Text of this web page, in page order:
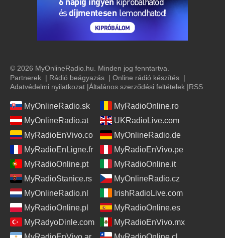
© 2026 MyOnlineRadio.hu. Minden jog fenntartva.
Partnerek | Rádió beágyazás | Online rádió készítés |
Adatvédelmi nyilatkozat |Általános szerződési feltételek |RSS
MyOnlineRadio.sk
MyRadioOnline.ro
MyOnlineRadio.at
UKRadioLive.com
MyRadioEnVivo.co
MyOnlineRadio.de
MyRadioEnLigne.fr
MyRadioEnVivo.pe
MyRadioOnline.pt
MyRadioOnline.it
MyRadioStanice.rs
MyOnlineRadio.cz
MyOnlineRadio.nl
IrishRadioLive.com
MyRadioOnline.pl
MyRadioOnline.es
MyRadyoDinle.com
MyRadioEnVivo.mx